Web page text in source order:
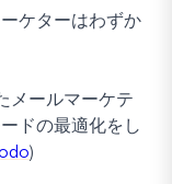
ケターはわずか
メールマーケテ
ドの最適化をし
)